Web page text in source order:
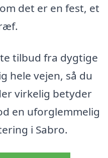
det er en fest, et
tilbud fra dygtige
hele vejen, så du
virkelig betyder
en uforglemmelig
i Sabro.